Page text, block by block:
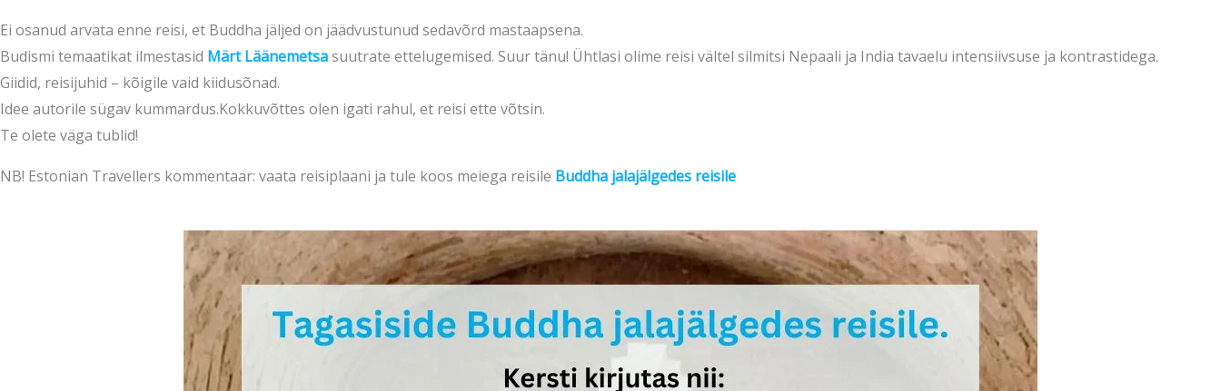
Ei osanud arvata enne reisi, et Buddha jäljed on jäädvustunud sedavõrd mastaapsena.
Budismi temaatikat ilmestasid Märt Läänemetsasuutrate ettelugemised. Suur tänu! Ühtlasi olime reisi vältel silmitsi Nepaali ja India tavaelu intensiivsuse ja kontrastidega.
Giidid, reisijuhid – kõigile vaid kiidusõnad.
Idee autorile sügav kummardus.Kokkuvõttes olen igati rahul, et reisi ette võtsin.
Te olete väga tublid!
NB! Estonian Travellers kommentaar: vaata reisiplaani ja tule koos meiega reisile Buddha jalajälgedes reisile